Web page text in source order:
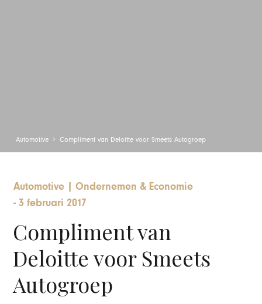
Automotive Compliment van Deloitte voor Smeets Autogroep
Automotive | Ondernemen & Economie
-3 februari 2017
Compliment van
Deloitte voor Smeets
Autogroep